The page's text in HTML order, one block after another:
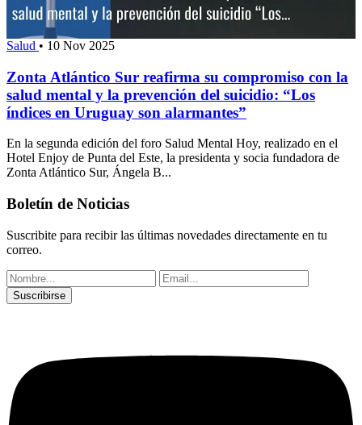
Salud • 10 Nov 2025
Zonta Atlántico Sur reafirma su compromiso con la
salud mental y la prevención del suicidio: “Los
índices en Uruguay son alarmantes”
En la segunda edición del foro Salud Mental Hoy, realizado en el
Hotel Enjoy de Punta del Este, la presidenta y socia fundadora de
Zonta Atlántico Sur, Ángela B...
Boletín de Noticias
Suscribite para recibir las últimas novedades directamente en tu
correo.
Suscribirse